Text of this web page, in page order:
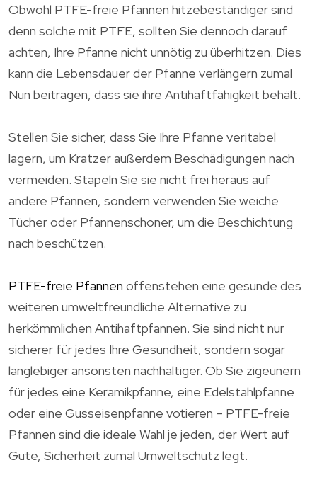
Obwohl PTFE-freie Pfannen hitzebeständiger sind
denn solche mit PTFE, sollten Sie dennoch darauf
achten, Ihre Pfanne nicht unnötig zu überhitzen. Dies
kann die Lebensdauer der Pfanne verlängern zumal
Nun beitragen, dass sie ihre Antihaftfähigkeit behält.
Stellen Sie sicher, dass Sie Ihre Pfanne veritabel
lagern, um Kratzer außerdem Beschädigungen nach
vermeiden. Stapeln Sie sie nicht frei heraus auf
andere Pfannen, sondern verwenden Sie weiche
Tücher oder Pfannenschoner, um die Beschichtung
nach beschützen.
PTFE-freie Pfannen offenstehen eine gesunde des
weiteren umweltfreundliche Alternative zu
herkömmlichen Antihaftpfannen. Sie sind nicht nur
sicherer für jedes Ihre Gesundheit, sondern sogar
langlebiger ansonsten nachhaltiger. Ob Sie zigeunern
für jedes eine Keramikpfanne, eine Edelstahlpfanne
oder eine Gusseisenpfanne votieren – PTFE-freie
Pfannen sind die ideale Wahl je jeden, der Wert auf
Güte, Sicherheit zumal Umweltschutz legt.